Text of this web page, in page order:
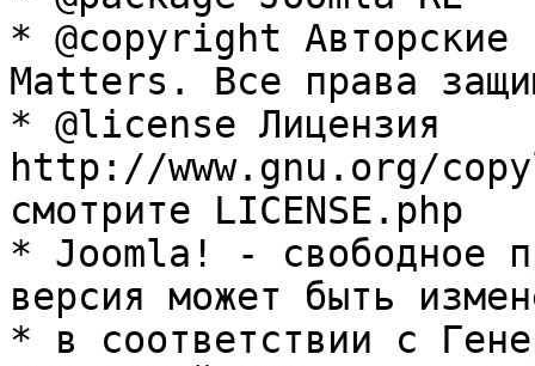
* @copyright Авторские
Matters. Все права
* @license Лицензия
http://www.gnu.org/
смотрите LICENSE.php
* Joomla! - свободное
версия может быть
* в соответствии с